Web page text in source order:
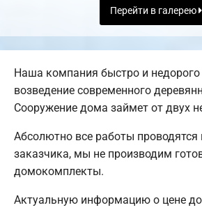
Перейти в галерею
Наша компания быстро и
возведение современного
Сооружение дома займет от двух
Абсолютно все работы проводятся
заказчика, мы не производим
домокомплекты.
Актуальную информацию о цене